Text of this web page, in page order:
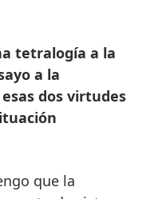
tetralogía a la
a la
dos virtudes
que la